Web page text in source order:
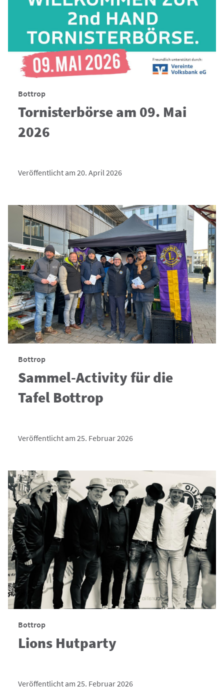
Bottrop
Tornisterbörse am 09. Mai
2026
Veröffentlicht am 20. April 2026
Bottrop
Sammel-Activity für die
Tafel Bottrop
Veröffentlicht am 25. Februar 2026
Bottrop
Lions Hutparty
Veröffentlicht am 25. Februar 2026